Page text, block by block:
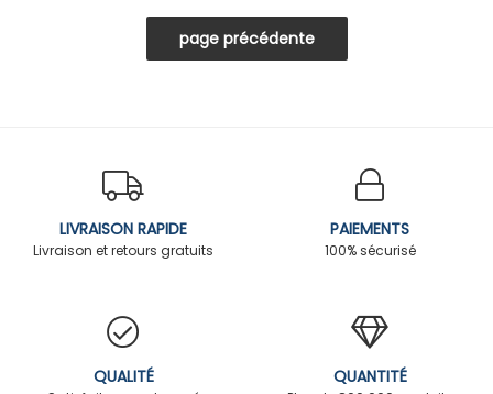
LIVRAISON RAPIDE
Livraison et retours gratuits
PAIEMENTS
100% sécurisé
QUALITÉ QUANTITÉ